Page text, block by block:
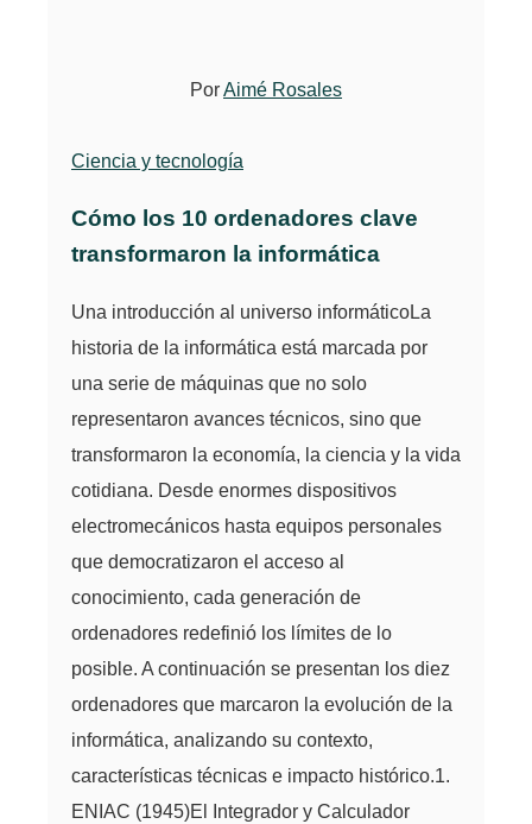
PorAimé Rosales
Ciencia y tecnología
Cómo los 10 ordenadores clave
transformaron la informática
Una introducción al universo informáticoLa
historia de la informática está marcada por
una serie de máquinas que no solo
representaron avances técnicos, sino que
transformaron la economía, la ciencia y la vida
cotidiana. Desde enormes dispositivos
electromecánicos hasta equipos personales
que democratizaron el acceso al
conocimiento, cada generación de
ordenadores redefinió los límites de lo
posible. A continuación se presentan los diez
ordenadores que marcaron la evolución de la
informática, analizando su contexto,
características técnicas e impacto histórico.1.
ENIAC (1945)El Integrador y Calculador